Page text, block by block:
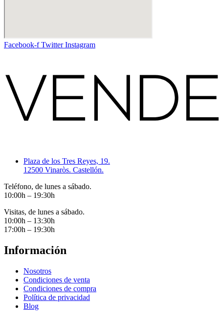
Facebook-f Twitter Instagram
Plaza de los Tres Reyes, 19.
12500 Vinaròs. Castellón.
Teléfono, de lunes a sábado.
10:00h – 19:30h
Visitas, de lunes a sábado.
10:00h – 13:30h
17:00h – 19:30h
Información
Nosotros
Condiciones de venta
Condiciones de compra
Política de privacidad
Blog